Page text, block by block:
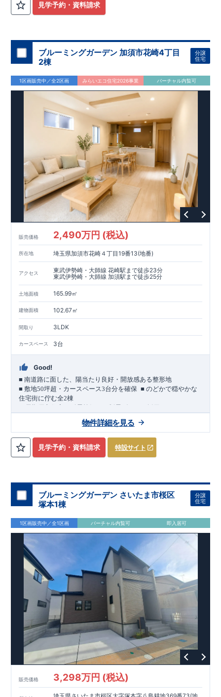
見学予約・資料請求
ブルーミングガーデン 加須市花崎4丁目
2棟
分譲
住宅
1区画販売中／全2区画 みらいエコ住宅2026事業 バーチャル内覧可
販売価格 2,490万円 (税込)
所在地 埼玉県加須市花崎４丁目19番13(地番)
アクセス
東武伊勢崎・大師線 花崎駅まで徒歩23分
東武伊勢崎・大師線 加須駅まで徒歩25分
土地面積 165.99㎡
建物面積 102.67㎡
間取り 3LDK
カースペース 3台
Good!
■南道路に面した、陽当たり良好・開放感ある整形地
■敷地50坪超・カースペース3台分を確保 ​■のどかで穏やかな
住宅街に佇む全2棟
（長期優良住宅／耐震等級３・制震ダンパー採用）
たりに恵まれた立地。
あり、
採光・通風・プライバシー性にも配慮した敷地計画で
す。
加須 徒歩13分
間取りのポイント
■ 1
号棟 LDK約19.5 帖 のゆとりあるリビング
​陽当たりよく開放
感があります。
■共通
・主寝室は将来仕切れる可変型プラン ・2階洋室2部屋にウォー
クインクローゼット設置
住宅設備のポイント
太陽光発電（フラットプラン）採用 月額サービス料
能
ホテルライクで実用的な洗面空間 （ オープンサニタリーirodori
詳細ページへ）
家計にやさしい住宅性能
長期優良住宅 住宅ローン控除額の優遇、
固定資産税の減額期間
延長など
税制面でのメリットが受けられます。
耐震等級３＋ 制震ダンパー 建築基準法の1.5 倍の耐震性。 地震保
険の割引（最大50％）対象です。
現地のご案内・資料請求 受付中 ​ ​■完成済みにつき、​実際の
建物・設備・間取りを​ 現地にてご確認いただけます。 ​
TEL
0120-44-1081
（9:30 18:30／火水曜休み）
スマートフォンで見やすい特設サイトはこちら
見学予約・資料請求 特設サイト
物件詳細を見る
ブルーミングガーデン さいたま市桜区
塚本1棟
分譲
住宅
1区画販売中／全1区画 バーチャル内覧可 即入居可
販売価格 3,298万円 (税込)